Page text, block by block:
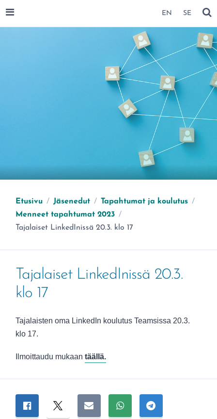
SIIRRY SIVUN SISÄLTÖÖN EN SE
Etusivu / Jäsenedut / Tapahtumat ja koulutus /
Menneet tapahtumat 2023 /
Olet täällä:
Tajalaiset LinkedInissä 20.3. klo 17
Tajalaiset LinkedInissä 20.3.
klo 17
Tajalaisten oma LinkedIn koulutus Teamsissa 20.3.
klo 17.
Ilmoittaudu mukaan täällä.
Jaa sivu
Jaa Facebookissa
Jaa TwitterissäJaa sähköpostitse
Jaa WhatsAppissa
Jaa